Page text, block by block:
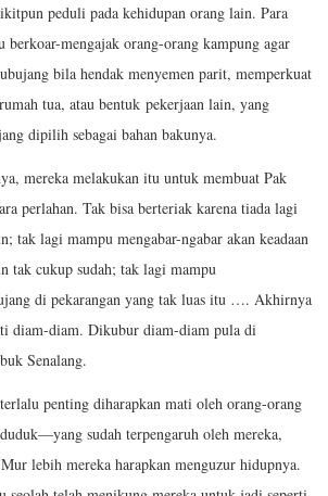
peduli pada kehidupan orang lain. Para
berkoar-mengajak orang-orang kampung agar
bila hendak menyemen parit, memperkuat
tua, atau bentuk pekerjaan lain, yang
dipilih sebagai bahan bakunya.
mereka melakukan itu untuk membuat Pak
perlahan. Tak bisa berteriak karena tiada lagi
tak lagi mampu mengabar-ngabar akan keadaan
tak cukup sudah; tak lagi mampu
di pekarangan yang tak luas itu …. Akhirnya
diam-diam. Dikubur diam-diam pula di
Senalang.
penting diharapkan mati oleh orang-orang
sudah terpengaruh oleh mereka,
lebih mereka harapkan menguzur hidupnya.